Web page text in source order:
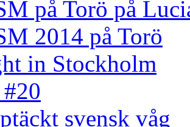
på Torö på
2014 på Torö
in Stockholm
svensk våg